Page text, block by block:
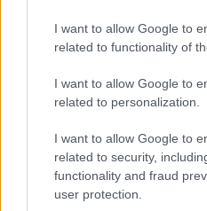
I want to allow Google to
related to functionality of
I want to allow Google to
related to personalization.
I want to allow Google to
related to security,
functionality and fraud
user protection.